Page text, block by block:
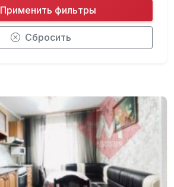
Применить фильтры
Сбросить